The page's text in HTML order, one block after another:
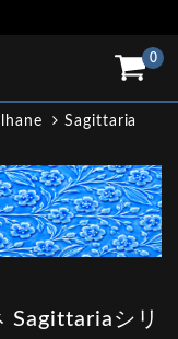
0
Sagittaria
Sagittariaシリ